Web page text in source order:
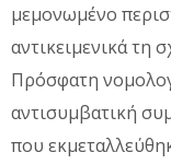
μεμονωμένο
αντικειμενικά τη
Πρόσφατη
αντισυμβατική
που